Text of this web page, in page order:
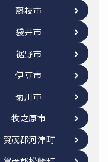
藤枝市
袋井市
裾野市
伊豆市
菊川市
牧之原市
賀茂郡河津町